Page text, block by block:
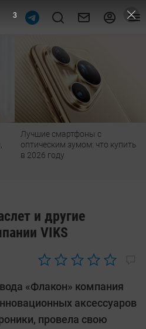
Лучшие смартфоны с
оптическим зумом: что купить
в 2026 году
и другие
VIKS
«Флакон» компания
аксессуаров
провела свою
2